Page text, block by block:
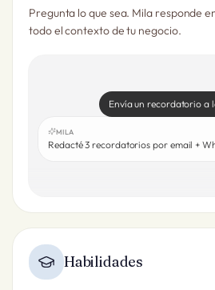
Pregunta lo que sea. Mila responde
todo el contexto de tu negocio.
Envía un recordatorio a
MILA
Redacté 3 recordatorios por email +
Habilidades